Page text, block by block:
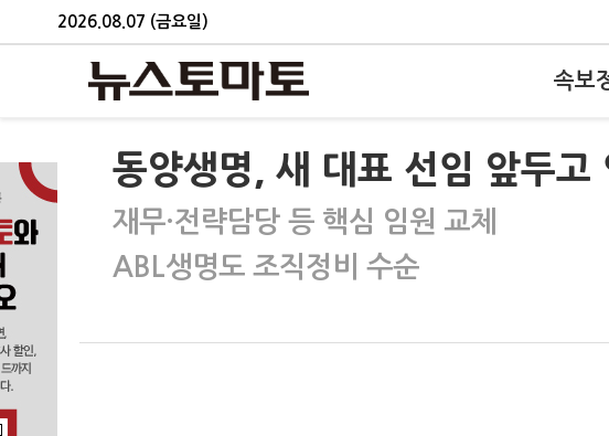
2026.08.07 (금요일)
속보
동양생명, 새 대표 선임 앞두고
재무·전략담당 등 핵심 임원 교체
ABL생명도 조직정비 수순